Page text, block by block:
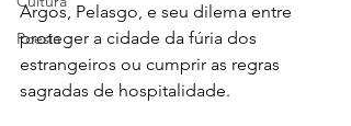
Poesia
Argos, Pelasgo, e seu dilema entre
proteger a cidade da fúria dos
estrangeiros ou cumprir as regras
sagradas de hospitalidade.